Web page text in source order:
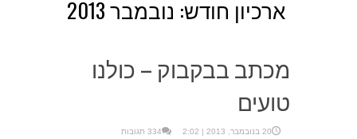
ארכיון חודש: נובמבר 2013
מכתב בבקבוק – כולנו
טועים
20 בנובמבר, 2013 | 2:02 334 תגובות